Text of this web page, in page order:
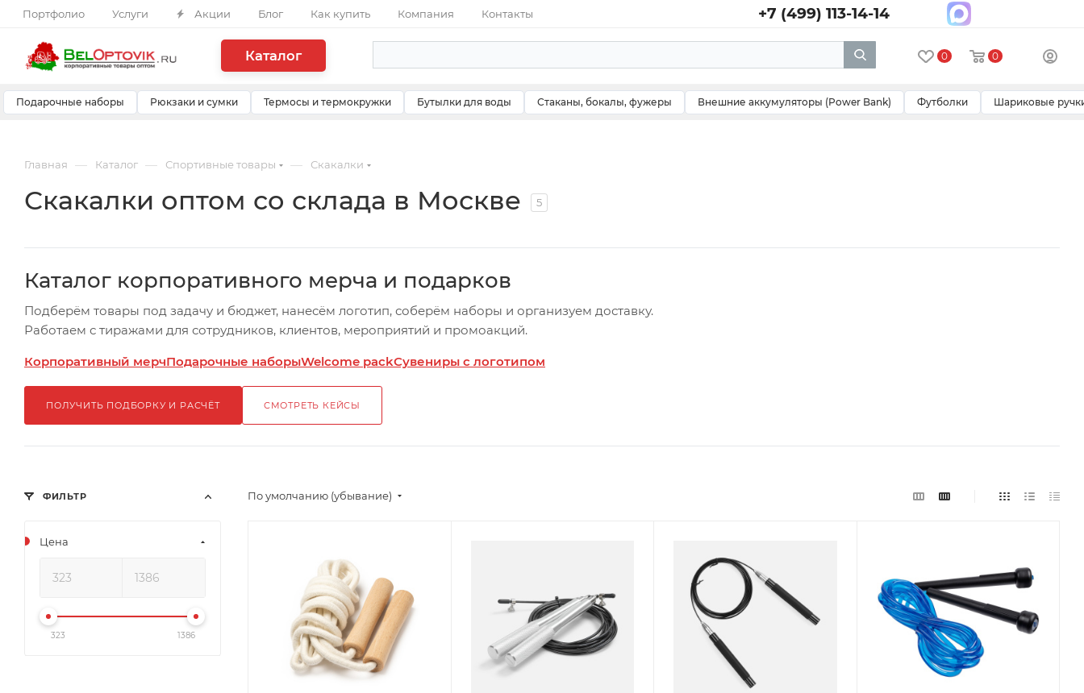
Портфолио Услуги Акции Блог Как купить Компания Контакты +7 (499) 113-14-14
Каталог 0 0
Подарочные наборы Рюкзаки и сумки Термосы и термокружки Бутылки для воды Стаканы, бокалы, фужеры Внешние аккумуляторы (Power Bank) Футболки Шариковые
Главная — Каталог — Спортивные товары — Скакалки
Скакалки оптом со склада в Москве 5
Каталог корпоративного мерча и подарков
Подберём товары под задачу и бюджет, нанесём логотип, соберём наборы и организуем доставку.
Работаем с тиражами для сотрудников, клиентов, мероприятий и промоакций.
Корпоративный мерчПодарочные наборыWelcome packСувениры с логотипом
ПОЛУЧИТЬ ПОДБОРКУ И РАСЧЁТ СМОТРЕТЬ КЕЙСЫ
По умолчанию (убывание)
ФИЛЬТР
Цена
323 1386